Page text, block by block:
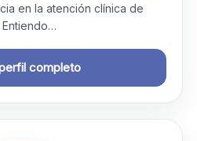
en la atención clínica de
completo